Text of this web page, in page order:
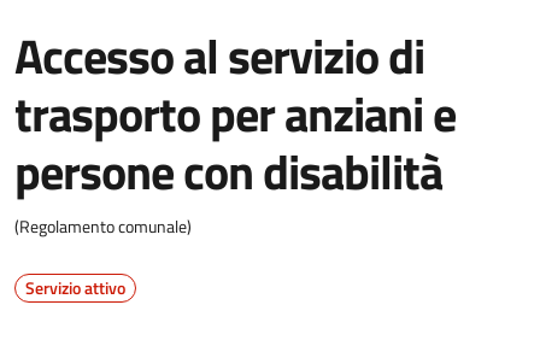
Accesso al servizio di
trasporto per anziani e
persone con disabilità
(Regolamento comunale)
Servizio attivo